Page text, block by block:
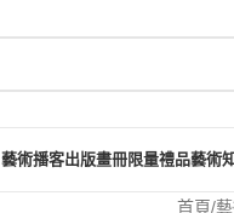
藝術播客出版畫冊限量禮品藝術
首頁